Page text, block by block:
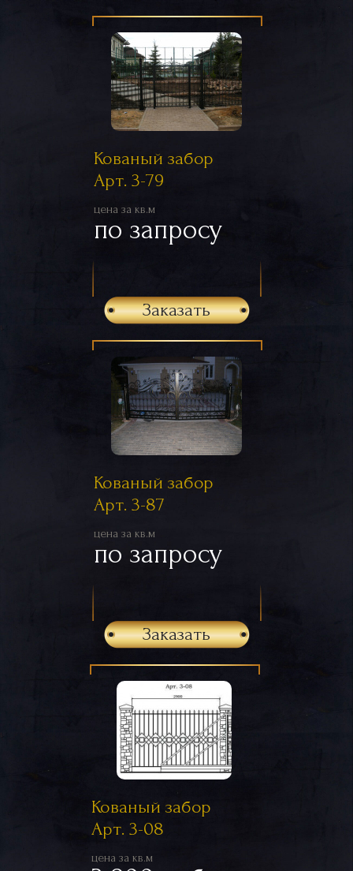
Кованый забор
Арт. 3-79
цена за кв.м
по запросу
Заказать
Кованый забор
Арт. 3-87
цена за кв.м
по запросу
Заказать
Кованый забор
Арт. 3-08
цена за кв.м